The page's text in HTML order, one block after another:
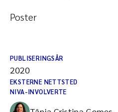
Poster
PUBLISERINGSÅR
2020
EKSTERNE NETTSTED
NIVA-INVOLVERTE